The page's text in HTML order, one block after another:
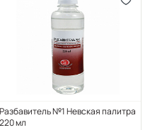
Разбавитель №1 Невская палитра
220 мл